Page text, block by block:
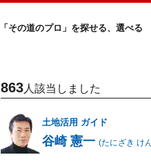
「その道のプロ」を探せる、選べる
863人該当しました
土地活用 ガイド
谷崎 憲一 (たにざき け